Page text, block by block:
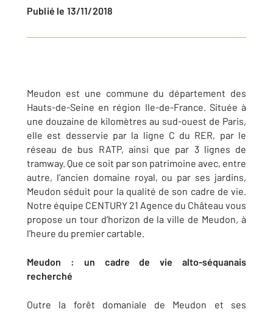
Publié le 13/11/2018
Meudon est une commune du département des
Hauts-de-Seine en région Ile-de-France. Située à
une douzaine de kilomètres au sud-ouest de Paris,
elle est desservie par la ligne C du RER, par le
réseau de bus RATP, ainsi que par 3 lignes de
tramway. Que ce soit par son patrimoine avec, entre
autre, l’ancien domaine royal, ou par ses jardins,
Meudon séduit pour la qualité de son cadre de vie.
Notre équipe CENTURY 21 Agence du Château vous
propose un tour d’horizon de la ville de Meudon, à
l’heure du premier cartable.
Meudon : un cadre de vie alto-séquanais
recherché
Outre la forêt domaniale de Meudon et ses